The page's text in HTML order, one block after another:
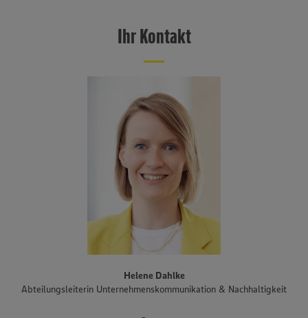
Märkten, einer Gesamtverkaufsfläche von über 834.000
Quadratmetern und einem Konzernumsatz von 4,2 Mrd. Euro eine
Nord ist mit knapp 6.000 Beschäftigten einer der größten
Arbeitgeber in Norddeutschland.
Ihr Kontakt
Helene Dahlke
Abteilungsleiterin Unternehmenskommunikation & Nachhaltigkeit